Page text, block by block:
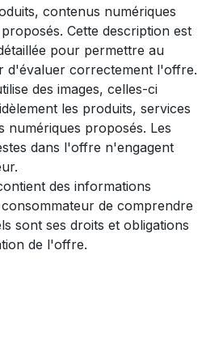
contenus numériques
Cette description est
pour permettre au
d'évaluer correctement l'offre.
des images, celles-ci
les produits, services
numériques proposés. Les
dans l'offre n'engagent
des informations
de comprendre
sont ses droits et obligations
de l'offre.